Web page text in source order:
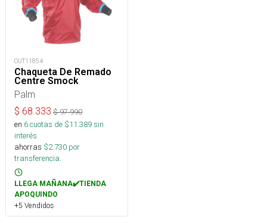
OUT11854
Chaqueta De Remado
Centre Smock
Palm
$ 68.333 $97.990
en 6cuotas de $11.389sin
interés
ahorras $2.730 por
transferencia.
LLEGA MAÑANA✔️TIENDA
APOQUINDO
+5 Vendidos